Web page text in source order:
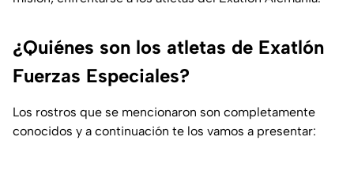
¿Quiénes son los atletas de Exatlón
Fuerzas Especiales?
Los rostros que se mencionaron son completamente
conocidos y a continuación te los vamos a presentar: